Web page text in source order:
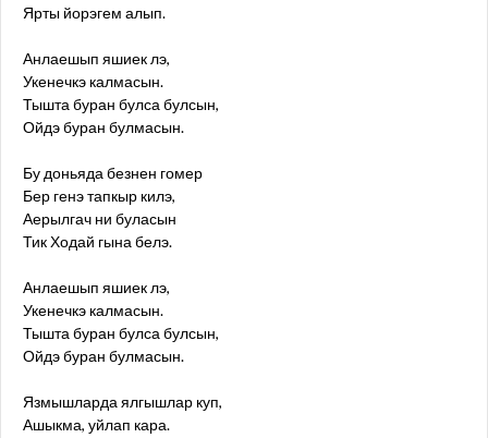
Ярты йорэгем алып.
Анлаешып яшиек лэ,
Укенечкэ калмасын.
Тышта буран булса булсын,
Ойдэ буран булмасын.
Бу доньяда безнен гомер
Бер генэ тапкыр килэ,
Аерылгач ни буласын
Тик Ходай гына белэ.
Анлаешып яшиек лэ,
Укенечкэ калмасын.
Тышта буран булса булсын,
Ойдэ буран булмасын.
Язмышларда ялгышлар куп,
Ашыкма, уйлап кара.